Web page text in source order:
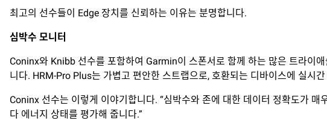
최고의 선수들이 Edge 장치를 신뢰하는 이유는 분명합니다.
심박수 모니터
Coninx와 Knibb 선수를 포함하여 Garmin이 스폰서로 함께 하는 많은 트라이
니다. HRM-Pro Plus는 가볍고 편안한 스트랩으로, 호환되는 디바이스에 실시
Coninx 선수는 이렇게 이야기합니다. “심박수와 존에 대한 데이터 정확도가
다 에너지 상태를 평가해 줍니다.”